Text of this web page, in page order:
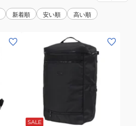
新着順 安い順 高い順
SALE